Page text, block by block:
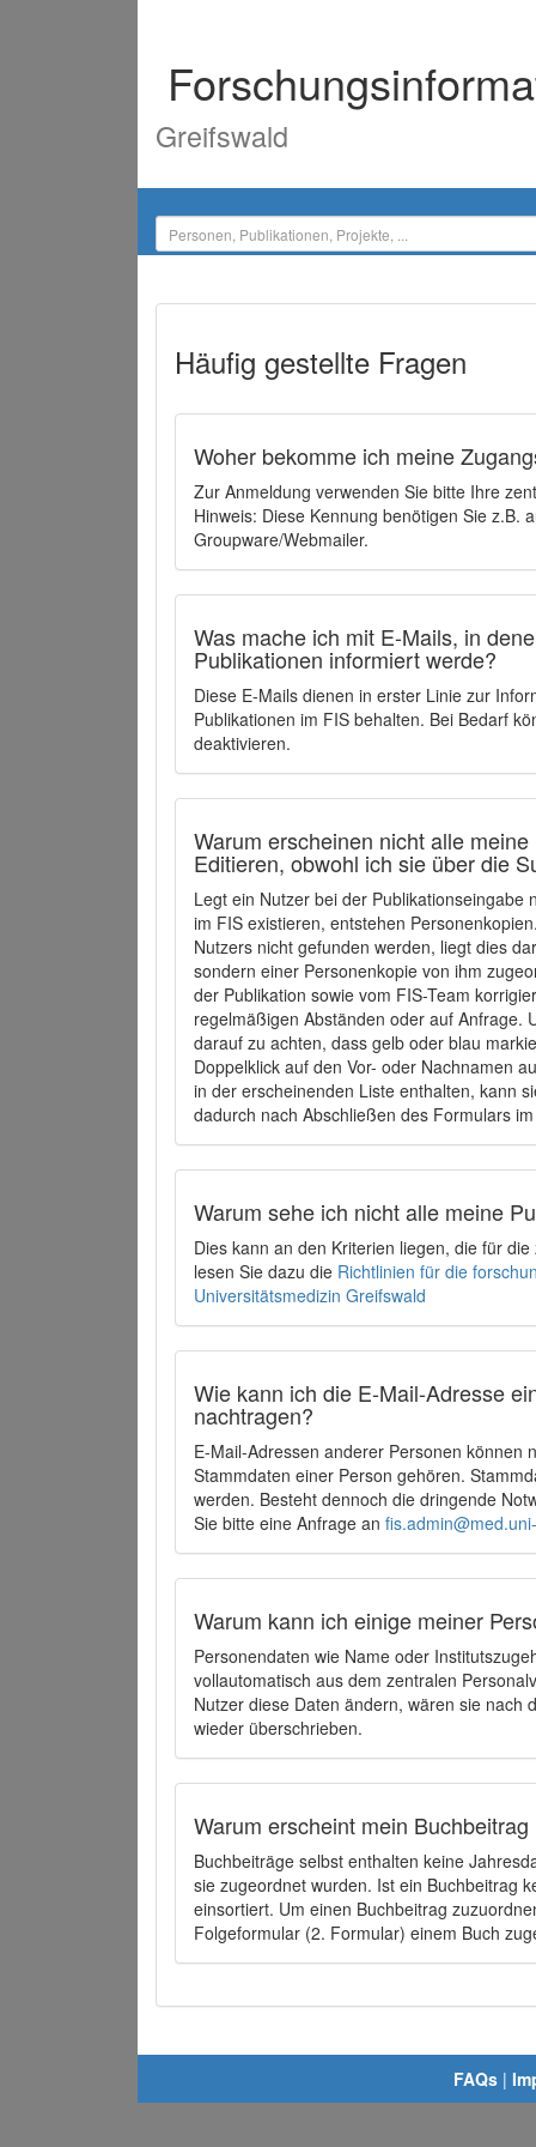
Greifswald
Häufig gestellte Fragen
Woher bekomme ich meine
Zur Anmeldung verwenden Sie bitte Ihre
Hinweis: Diese Kennung benötigen Sie z.B.
Groupware/Webmailer.
Was mache ich mit E-Mails, in
Publikationen informiert werde?
Diese E-Mails dienen in erster Linie zur
Publikationen im FIS behalten. Bei Bedarf
deaktivieren.
Warum erscheinen nicht alle
Editieren, obwohl ich sie über die
Legt ein Nutzer bei der
im FIS existieren, entstehen
Nutzers nicht gefunden werden, liegt dies
sondern einer Personenkopie von ihm
der Publikation sowie vom FIS-Team
regelmäßigen Abständen oder auf Anfrage.
darauf zu achten, dass gelb oder blau
Doppelklick auf den Vor- oder Nachnamen
in der erscheinenden Liste enthalten, kann
dadurch nach Abschließen des Formulars
Warum sehe ich nicht alle meine
Dies kann an den Kriterien liegen, die für
lesen Sie dazu die Richtlinien für die
Universitätsmedizin Greifswald
Wie kann ich die E-Mail-Adresse
nachtragen?
E-Mail-Adressen anderer Personen können
Stammdaten einer Person gehören.
werden. Besteht dennoch die dringende
Sie bitte eine Anfrage an
Warum kann ich einige meiner
Personendaten wie Name oder
vollautomatisch aus dem zentralen
Nutzer diese Daten ändern, wären sie
wieder überschrieben.
Warum erscheint mein
Buchbeiträge selbst enthalten keine
sie zugeordnet wurden. Ist ein Buchbeitrag
einsortiert. Um einen Buchbeitrag
Folgeformular (2. Formular) einem Buch
FAQs |